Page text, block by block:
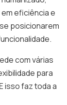
eficiência e
posicionarem
com várias
para
isso faz toda a